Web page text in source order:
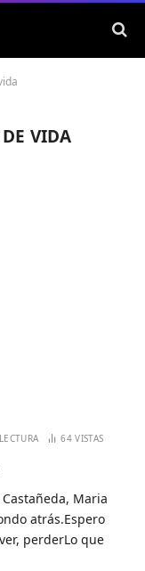
VIDA
64VISTAS
Maria
atrás.Espero
perderLo que